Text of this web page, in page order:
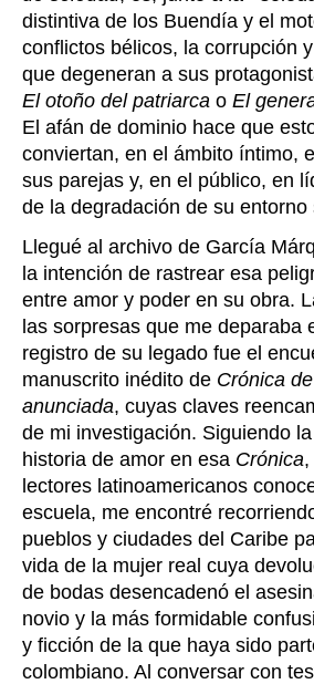
distintiva de los Buendía y el
conflictos bélicos, la corrupción
que degeneran a sus
El otoño del patriarca o El
El afán de dominio hace que
conviertan, en el ámbito íntimo,
sus parejas y, en el público, en
de la degradación de su entorno
Llegué al archivo de García
la intención de rastrear esa
entre amor y poder en su obra.
las sorpresas que me deparaba
registro de su legado fue el
manuscrito inédito de Crónica
anunciada, cuyas claves
de mi investigación. Siguiendo
historia de amor en esa Crónica
lectores latinoamericanos
escuela, me encontré
pueblos y ciudades del Caribe
vida de la mujer real cuya
de bodas desencadenó el
novio y la más formidable
y ficción de la que haya sido
colombiano. Al conversar con